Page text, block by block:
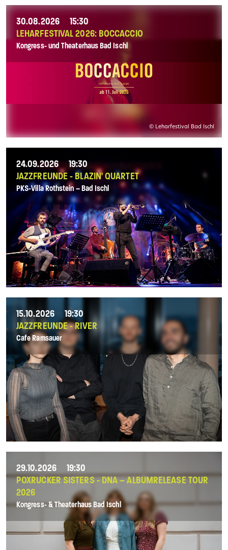
30.08.2026
15:30
LEHARFESTIVAL 2026: BOCCACCIO
Kongress- und Theaterhaus Bad Ischl
© Leharfestival Bad Ischl
24.09.2026
19:30
JAZZFREUNDE - BLAZIN' QUARTET
PKS-Villa Rothstein – Bad Ischl
15.10.2026
19:30
JAZZFREUNDE - RIVER
Cafe Ramsauer
29.10.2026
19:30
POXRUCKER SISTERS - DNA – ALBUMRELEASE TOUR
2026
Kongress- & Theaterhaus Bad Ischl